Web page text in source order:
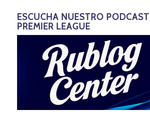
ESCUCHA NUESTRO
PREMIER LEAGUE